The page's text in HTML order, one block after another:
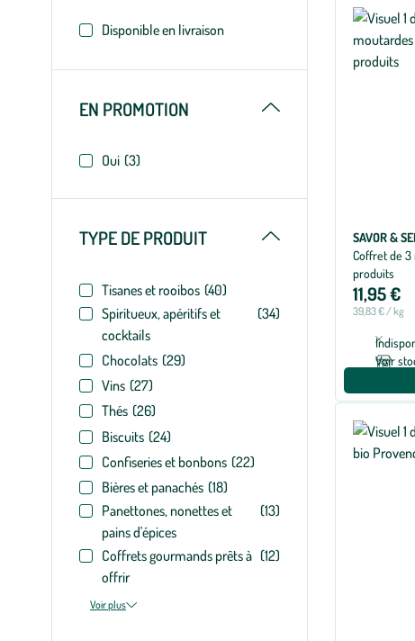
Disponible en livraison
EN PROMOTION Replier
Oui (3)
TYPE DE PRODUIT Replier
Tisanes et rooibos (40)
Spiritueux, apéritifs et
cocktails
(34)
Chocolats (29)
Vins (27)
Thés (26)
Biscuits (24)
Confiseries et bonbons (22)
Bières et panachés (18)
Panettones, nonettes et
pains d'épices
(13)
Coffrets gourmands prêts à
offrir
(12)
Voir plus
appliqués
SAVOR &
Coffret de 3
produits
11,95 €
39,83 € / kg
Voir